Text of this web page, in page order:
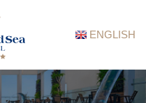
ENGLISH